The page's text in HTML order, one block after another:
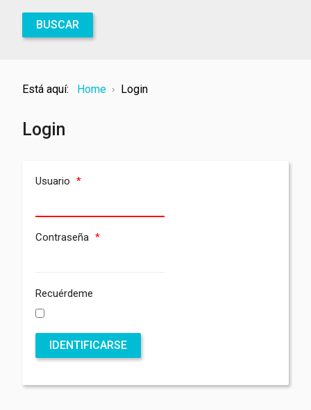
BUSCAR
Está aquí: Home Login
Login
Usuario *
Contraseña *
Recuérdeme
IDENTIFICARSE